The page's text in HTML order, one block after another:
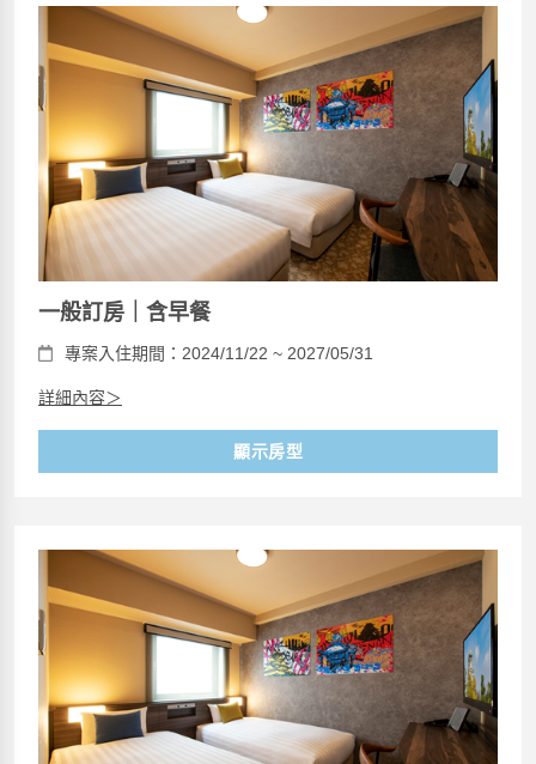
一般訂房｜含早餐
專案入住期間：2024/11/22 ~ 2027/05/31
詳細內容＞
顯示房型